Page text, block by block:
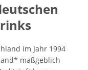
im Jahr 1994
maßgeblich